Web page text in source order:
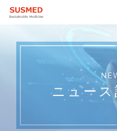
ニュー